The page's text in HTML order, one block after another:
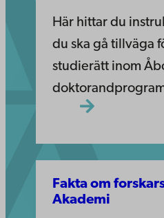
Här hittar du
du ska gå tillväga
studierätt inom
Fakta om
Akademi